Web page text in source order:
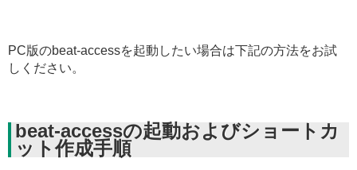
PC版のbeat-accessを起動したい場合は下記の方法をお試
しください。
beat-accessの起動およびショートカ
ット作成手順